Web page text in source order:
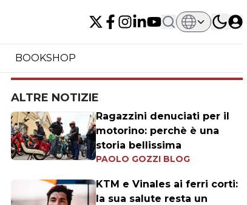
BOOKSHOP
ALTRE NOTIZIE
Ragazzini denuciati per il
motorino: perchè è una
storia bellissima
PAOLO GOZZI BLOG
KTM e Vinales ai ferri corti:
la sua salute resta un